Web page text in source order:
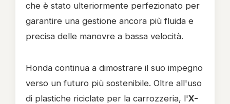
che è stato ulteriormente perfezionato per
garantire una gestione ancora più fluida e
precisa delle manovre a bassa velocità.
Honda continua a dimostrare il suo impegno
verso un futuro più sostenibile. Oltre all'uso
di plastiche riciclate per la carrozzeria, l'X-